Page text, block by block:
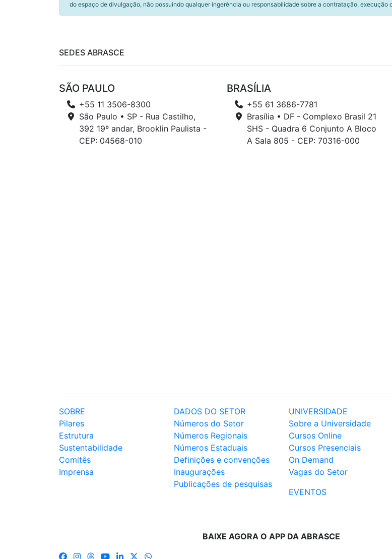
do espaço de divulgação, não possuindo qualquer ingerência ou responsabilidade sobre a contratação,
SEDES ABRASCE
SÃO PAULO
+55 11 3506-8300
São Paulo • SP - Rua Castilho,
392 19º andar, Brooklin Paulista -
CEP: 04568-010
BRASÍLIA
+55 61 3686-7781
Brasília • DF - Complexo Brasil 21
SHS - Quadra 6 Conjunto A Bloco
A Sala 805 - CEP: 70316-000
SOBRE
Pilares
Estrutura
Sustentabilidade
Comitês
Imprensa
DADOS DO SETOR
Números do Setor
Números Regionais
Números Estaduais
Definições e convenções
Inaugurações
Publicações de pesquisas
UNIVERSIDADE
Sobre a Universidade
Cursos Online
Cursos Presenciais
On Demand
Vagas do Setor
EVENTOS
BAIXE AGORA O APP DA ABRASCE